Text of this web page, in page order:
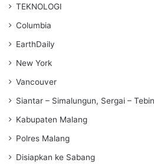
TEKNOLOGI
Columbia
EarthDaily
New York
Vancouver
Siantar – Simalungun, Sergai –
Kabupaten Malang
Polres Malang
Disiapkan ke Sabang